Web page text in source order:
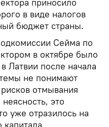
приносило
в виде налогов
бюджет страны.
Сейма по
в октябре было
Латвии после начала
не понимают
отмывания
это
уже отразилось на